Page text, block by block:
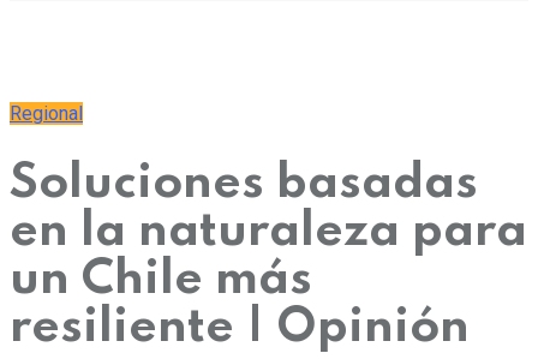
Regional
Soluciones basadas
en la naturaleza para
un Chile más
resiliente | Opinión